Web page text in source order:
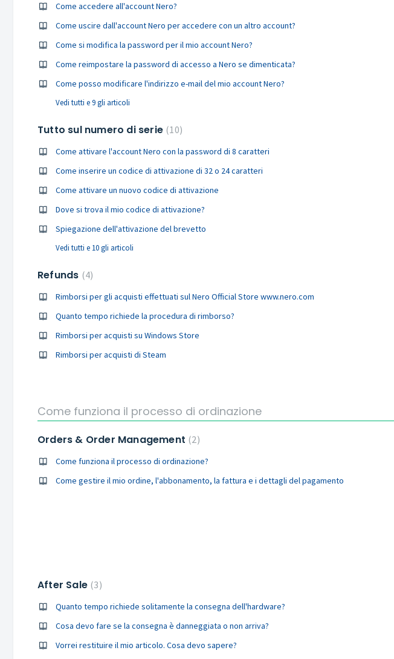
Come accedere all'account Nero?
Come uscire dall'account Nero per accedere con un altro account?
Come si modifica la password per il mio account Nero?
Come reimpostare la password di accesso a Nero se dimenticata?
Come posso modificare l'indirizzo e-mail del mio account Nero?
Vedi tutti e 9 gli articoli
Tutto sul numero di serie 10
Come attivare l'account Nero con la password di 8 caratteri
Come inserire un codice di attivazione di 32 o 24 caratteri
Come attivare un nuovo codice di attivazione
Dove si trova il mio codice di attivazione?
Spiegazione dell'attivazione del brevetto
Vedi tutti e 10 gli articoli
Refunds 4
Rimborsi per gli acquisti effettuati sul Nero Official Store www.nero.com
Quanto tempo richiede la procedura di rimborso?
Rimborsi per acquisti su Windows Store
Rimborsi per acquisti di Steam
Come funziona il processo di ordinazione
Orders & Order Management 2
Come funziona il processo di ordinazione?
Come gestire il mio ordine, l'abbonamento, la fattura e i dettagli del pagamento
After Sale 3
Quanto tempo richiede solitamente la consegna dell'hardware?
Cosa devo fare se la consegna è danneggiata o non arriva?
Vorrei restituire il mio articolo. Cosa devo sapere?